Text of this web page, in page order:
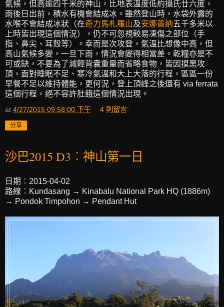
氣候，但高逾四千米的神山，比地表溫度低約攝氏廿六度，
雨後日出前，積水有機會結成冰。雖然登山時，水袋外露的
水喉不會結成冰狀（在奇力馬札羅山及安娜普納五千多米以
上時皆出現這個情況），仍不可忽視較易凍傷之部位（手
指、鼻尖、耳殼等）。幸而是次攻登，氣溫比想像中高，但
高山氣候多變，一旦下雨，情況會變得相當差。乾糧亦是不
可或缺，不要為了減輕背囊重量而省略食物，皆因摸黑攻
頂，面對睡眠不足、寒冷氣溫和大上大落的行程，區區一份
早餐不足以維持體能，更何況，登上頂峰之後還有 via ferrata
這個行程，絕不容許肚餓這個情況出現。
at 4/27/2015 09:58:00 下午 4 則留言:
分享
沙巴2015 D3︰神山第一日
日期︰2015-04-02
路線︰Kundasang → Kinabalu National Park HQ (1886m)
→ Pondok Timpohon → Pendant Hut